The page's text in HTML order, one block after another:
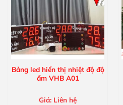
Bảng led hiển thị nhiệt độ độ
ẩm VHB A01
Giá: Liên hệ